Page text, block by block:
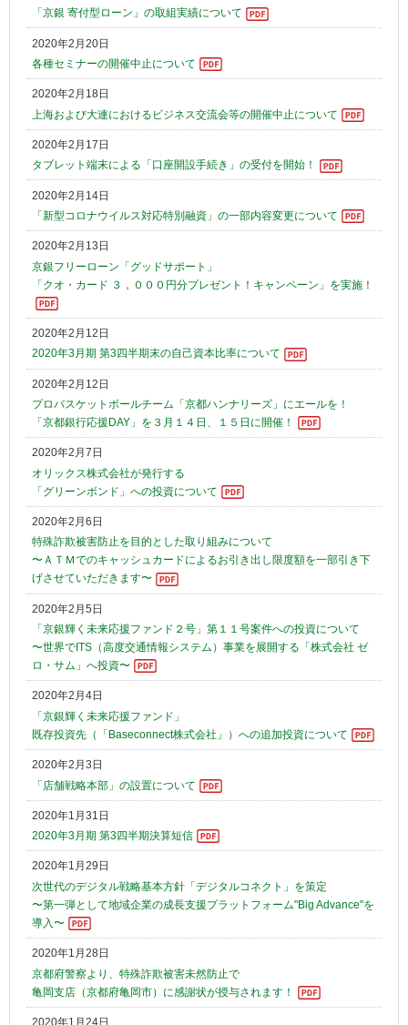
「京銀 寄付型ローン」の取組実績について
2020年2月20日
各種セミナーの開催中止について
2020年2月18日
上海および大連におけるビジネス交流会等の開催中止について
2020年2月17日
タブレット端末による「口座開設手続き」の受付を開始！
2020年2月14日
「新型コロナウイルス対応特別融資」の一部内容変更について
2020年2月13日
京銀フリーローン「グッドサポート」
「クオ・カード ３，０００円分プレゼント！キャンペーン」を実施！
2020年2月12日
2020年3月期 第3四半期末の自己資本比率について
2020年2月12日
プロバスケットボールチーム「京都ハンナリーズ」にエールを！
「京都銀行応援DAY」を３月１４日、１５日に開催！
2020年2月7日
オリックス株式会社が発行する
「グリーンボンド」への投資について
2020年2月6日
特殊詐欺被害防止を目的とした取り組みについて
〜ＡＴＭでのキャッシュカードによるお引き出し限度額を一部引き下
げさせていただきます〜
2020年2月5日
「京銀輝く未来応援ファンド２号」第１１号案件への投資について
〜世界でITS（高度交通情報システム）事業を展開する「株式会社 ゼ
ロ・サム」へ投資〜
2020年2月4日
「京銀輝く未来応援ファンド」
既存投資先（「Baseconnect株式会社」）への追加投資について
2020年2月3日
「店舗戦略本部」の設置について
2020年1月31日
2020年3月期 第3四半期決算短信
2020年1月29日
次世代のデジタル戦略基本方針「デジタルコネクト」を策定
〜第一弾として地域企業の成長支援プラットフォーム"Big Advance"を
導入〜
2020年1月28日
京都府警察より、特殊詐欺被害未然防止で
亀岡支店（京都府亀岡市）に感謝状が授与されます！
2020年1月24日